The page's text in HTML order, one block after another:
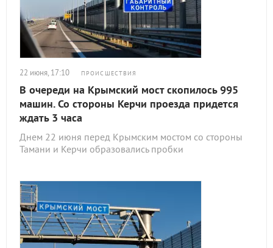
22 июня, 17:10 ПРОИСШЕСТВИЯ
В очереди на Крымский мост скопилось 995
машин. Со стороны Керчи проезда придется
ждать 3 часа
Днем 22 июня перед Крымским мостом со стороны
Тамани и Керчи образовались пробки